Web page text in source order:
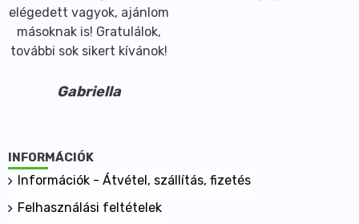
Száraz és hűvős helyen tárolandó.
elégedett vagyok, ajánlom
másoknak is! Gratulálok,
további sok sikert kívánok!
Gabriella
INFORMÁCIÓK
Információk - Átvétel, szállítás, fizetés
Felhasználási feltételek